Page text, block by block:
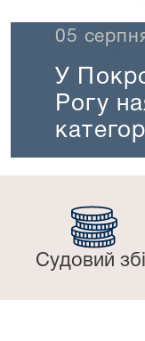
2026, 11:26
У
Судовий